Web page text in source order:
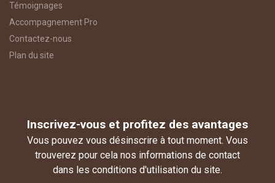
Témoignages
Accompagnement Pro
Contactez-nous
Plan du site
Inscrivez-vous et profitez des avantages
Vous pouvez vous désinscrire à tout moment. Vous
trouverez pour cela nos informations de contact
dans les conditions d'utilisation du site.